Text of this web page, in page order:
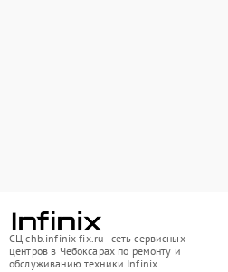
СЦ chb.infinix-fix.ru - сеть сервисных
центров в Чебоксарах по ремонту и
обслуживанию техники Infinix